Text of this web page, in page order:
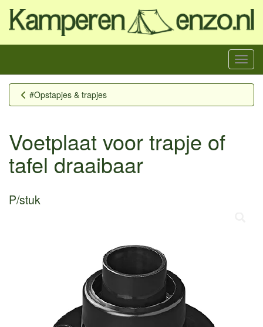
Menu
#Opstapjes & trapjes
Voetplaat voor trapje of
tafel draaibaar
P/stuk